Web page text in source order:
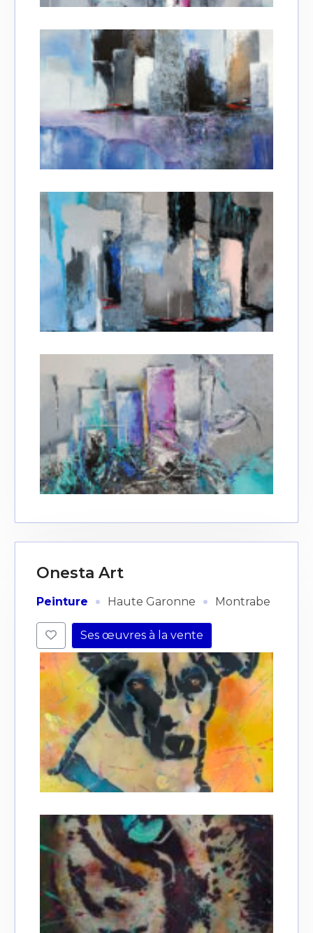
Onesta Art
Peinture · Haute Garonne · Montrabe
Ses œuvres à la vente